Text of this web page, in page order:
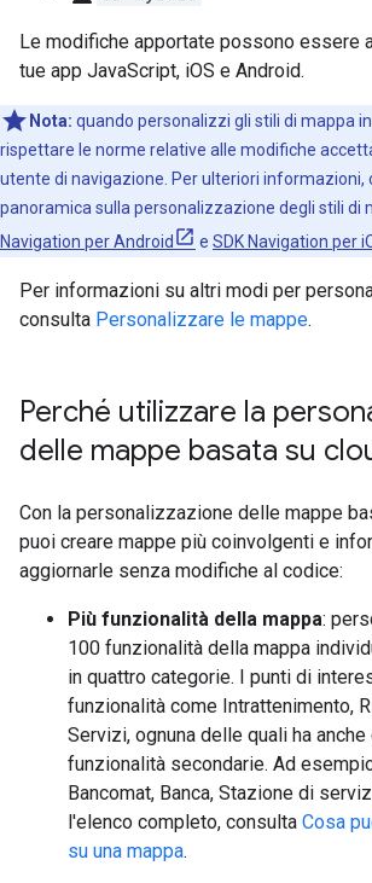
Le modifiche apportate possono essere
tue app JavaScript, iOS e Android.
Nota: quando personalizzi gli stili di mappa
rispettare le norme relative alle modifiche
utente di navigazione. Per ulteriori informazioni,
panoramica sulla personalizzazione degli stili di
Navigation per Android
e SDK Navigation per
Per informazioni su altri modi per
consulta Personalizzare le mappe.
Perché utilizzare la
delle mappe basata su
Con la personalizzazione delle mappe
puoi creare mappe più coinvolgenti e
aggiornarle senza modifiche al codice:
Più funzionalità della mappa:
100 funzionalità della mappa
in quattro categorie. I punti di
funzionalità come Intrattenimento,
Servizi, ognuna delle quali ha
funzionalità secondarie. Ad
Bancomat, Banca, Stazione di
l'elenco completo, consulta Cosa
su una mappa.